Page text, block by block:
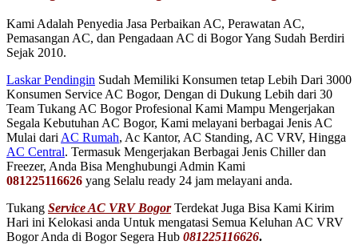
Kami Adalah Penyedia Jasa Perbaikan AC, Perawatan AC,
Pemasangan AC, dan Pengadaan AC di Bogor Yang Sudah Berdiri
Sejak 2010.
Laskar Pendingin Sudah Memiliki Konsumen tetap Lebih Dari 3000
Konsumen Service AC Bogor, Dengan di Dukung Lebih dari 30
Team Tukang AC Bogor Profesional Kami Mampu Mengerjakan
Segala Kebutuhan AC Bogor, Kami melayani berbagai Jenis AC
Mulai dari AC Rumah, Ac Kantor, AC Standing, AC VRV, Hingga
AC Central. Termasuk Mengerjakan Berbagai Jenis Chiller dan
Freezer, Anda Bisa Menghubungi Admin Kami
081225116626 yang Selalu ready 24 jam melayani anda.
Tukang Service AC VRV Bogor Terdekat Juga Bisa Kami Kirim
Hari ini Kelokasi anda Untuk mengatasi Semua Keluhan AC VRV
Bogor Anda di Bogor Segera Hub 081225116626.